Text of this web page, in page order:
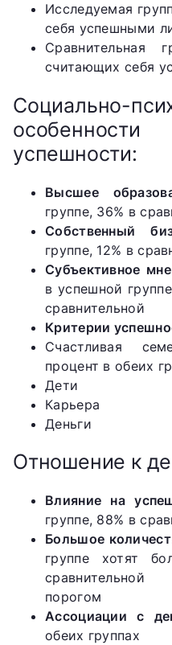
Исследуемая
себя успешными
Сравнительная
считающих себя
Социально-
успешности:
Высшее
группе, 36% в
Собственный
группе, 12% в
Субъективное
в успешной
сравнительной
Критерии
Счастливая
процент в обеих
Дети
Карьера
Деньги
Отношение к
Влияние на
группе, 88% в
Большое
группе хотят
порогом
Ассоциации с
обеих группах